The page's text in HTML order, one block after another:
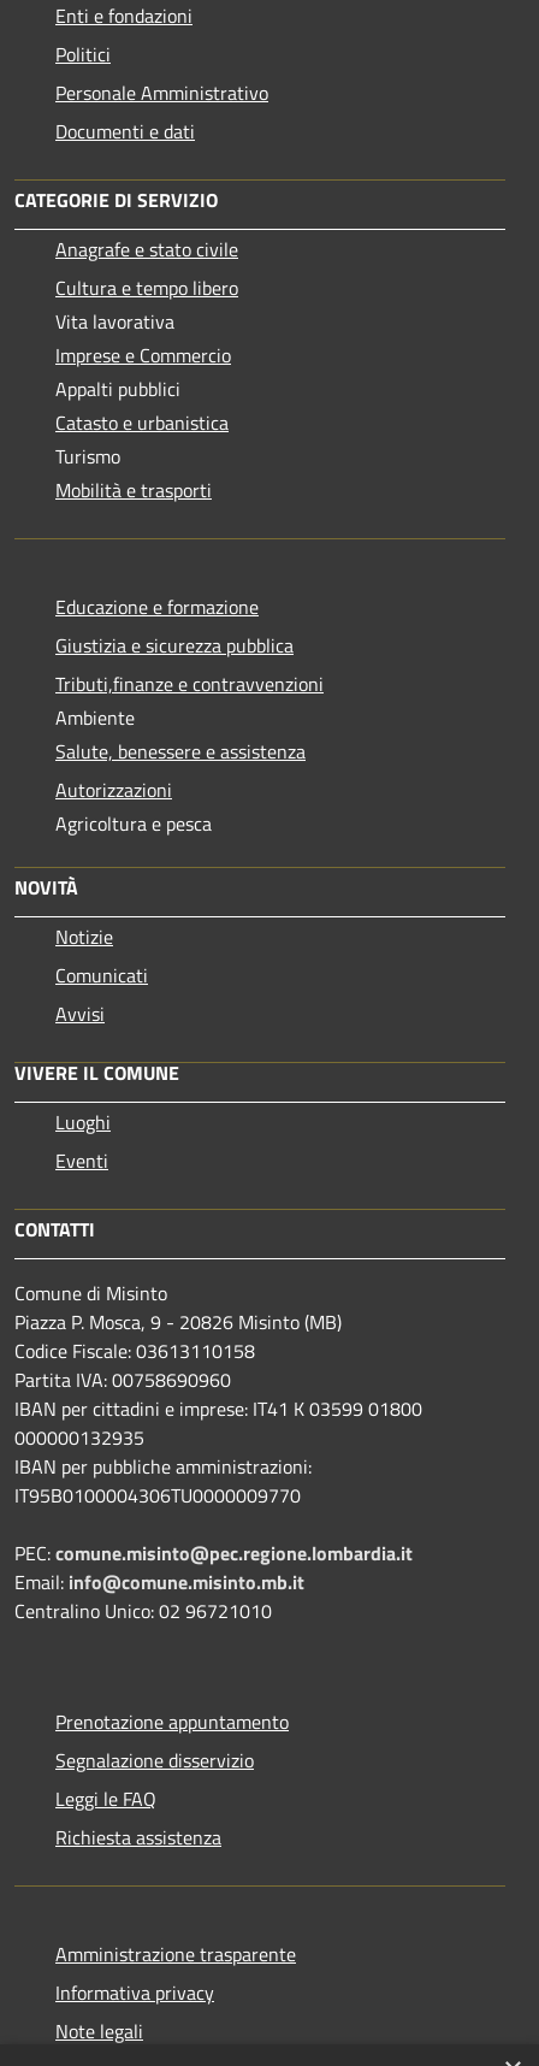
Enti e fondazioni
Politici
Personale Amministrativo
Documenti e dati
CATEGORIE DI SERVIZIO
Anagrafe e stato civile
Cultura e tempo libero
Vita lavorativa
Imprese e Commercio
Appalti pubblici
Catasto e urbanistica
Turismo
Mobilità e trasporti
Educazione e formazione
Giustizia e sicurezza pubblica
Tributi,finanze e contravvenzioni
Ambiente
Salute, benessere e assistenza
Autorizzazioni
Agricoltura e pesca
NOVITÀ
Notizie
Comunicati
Avvisi
VIVERE IL COMUNE
Luoghi
Eventi
CONTATTI
Comune di Misinto
Piazza P. Mosca, 9 - 20826 Misinto (MB)
Codice Fiscale: 03613110158
Partita IVA: 00758690960
IBAN per cittadini e imprese: IT41 K 03599 01800
000000132935
IBAN per pubbliche amministrazioni:
IT95B0100004306TU0000009770
PEC:comune.misinto@pec.regione.lombardia.it
Email: info@comune.misinto.mb.it
Centralino Unico: 02 96721010
Prenotazione appuntamento
Segnalazione disservizio
Leggi le FAQ
Richiesta assistenza
Amministrazione trasparente
Informativa privacy
Note legali